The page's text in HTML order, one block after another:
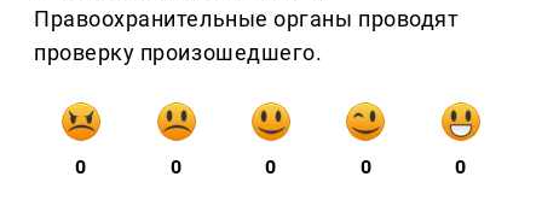
Правоохранительные органы проводят
проверку произошедшего.
0 0 0 0 0